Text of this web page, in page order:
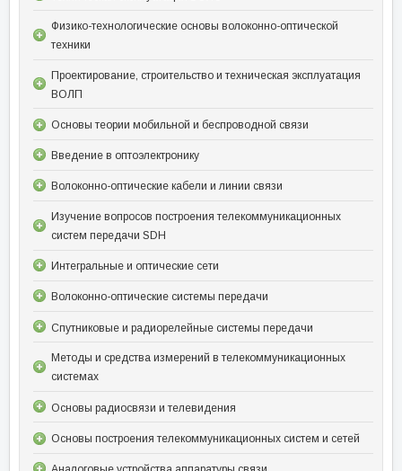
Физико-технологические основы волоконно-оптической
техники
Проектирование, строительство и техническая эксплуатация
ВОЛП
Основы теории мобильной и беспроводной связи
Введение в оптоэлектронику
Волоконно-оптические кабели и линии связи
Изучение вопросов построения телекоммуникационных
систем передачи SDH
Интегральные и оптические сети
Волоконно-оптические системы передачи
Спутниковые и радиорелейные системы передачи
Методы и средства измерений в телекоммуникационных
системах
Основы радиосвязи и телевидения
Основы построения телекоммуникационных систем и сетей